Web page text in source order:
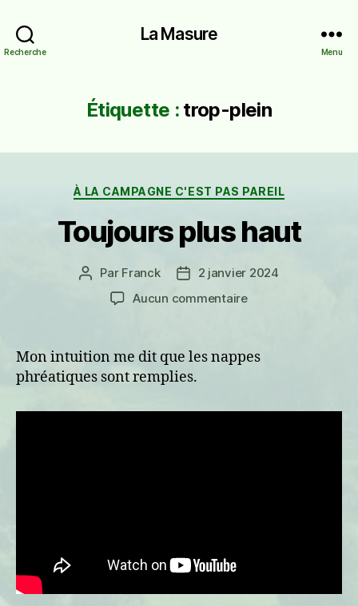
Recherche
La Masure
Menu
Étiquette : trop-plein
Catégories
À LA CAMPAGNE C'EST PAS PAREIL
Toujours plus haut
Auteur
l’article
Par Franck
Date2 janvier 2024
Aucun commentairesur
Mon intuition me dit que les nappes
phréatiques sont remplies.